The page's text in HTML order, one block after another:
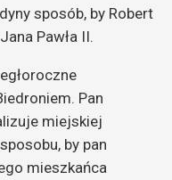
sposób, by Robert
Pawła II.
Pan
miejskiej
by pan
mieszkańca